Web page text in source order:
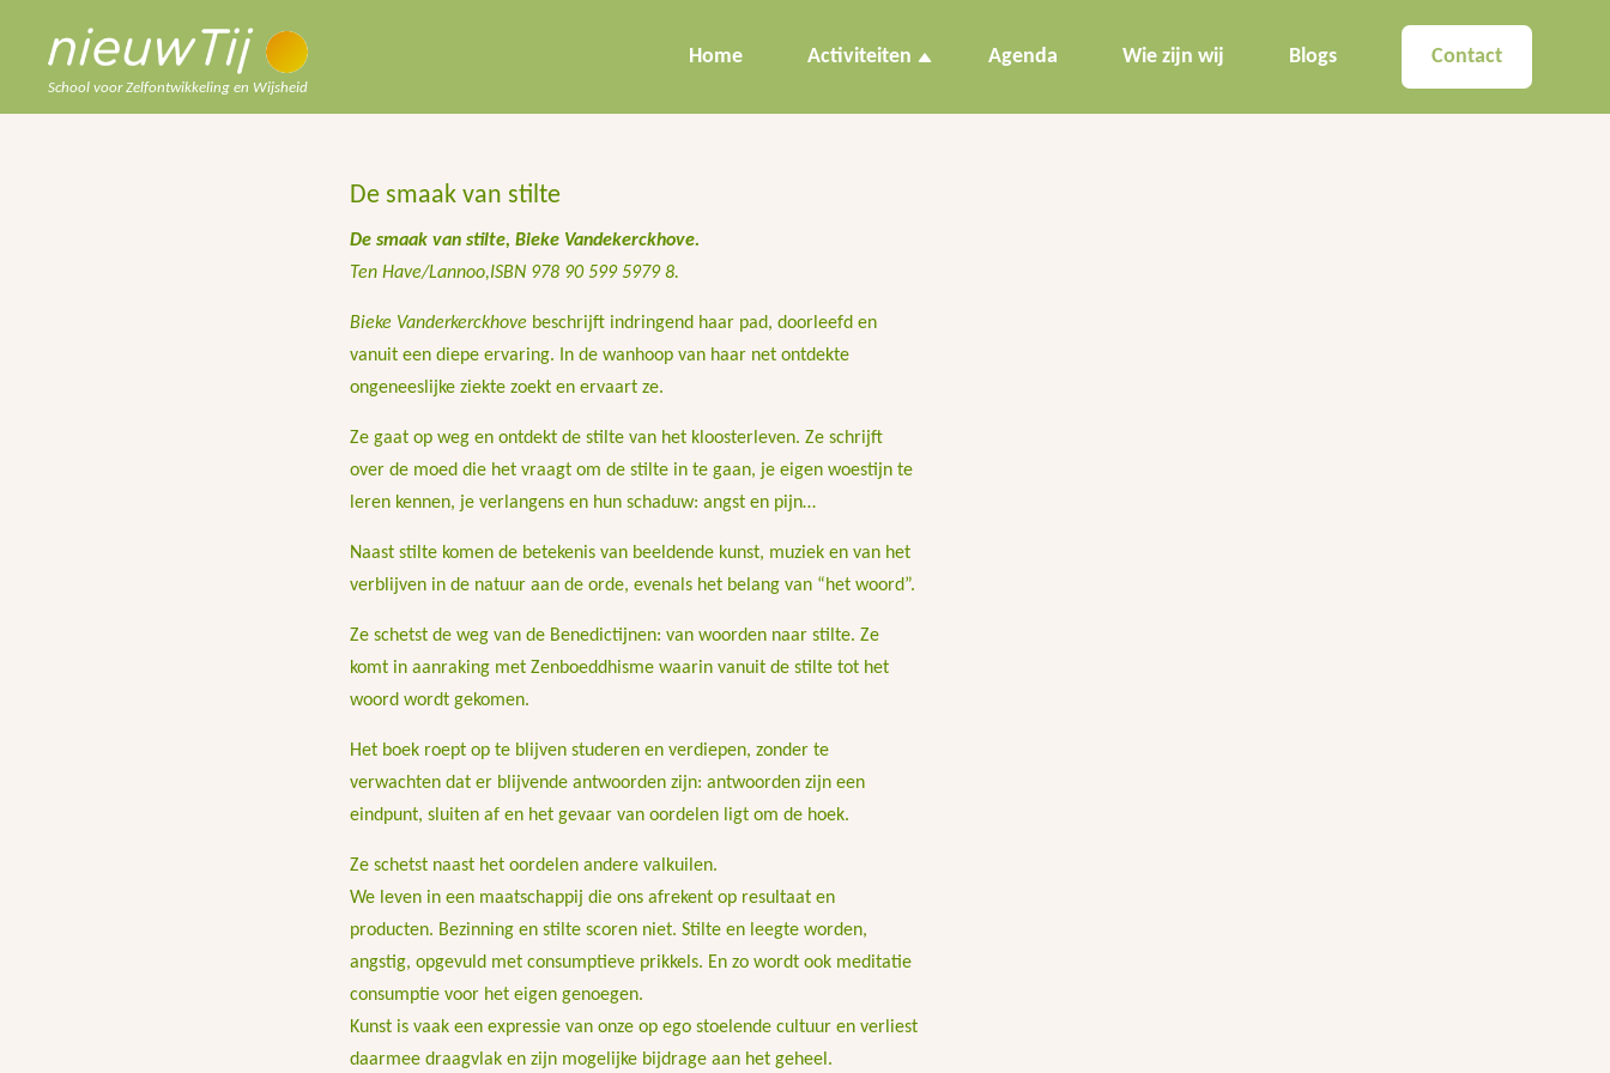
School voor Zelfontwikkeling en Wijsheid
Home Activiteiten Agenda Wie zijn wij Blogs Contact
De smaak van stilte
De smaak van stilte, Bieke Vandekerckhove.
Ten Have/Lannoo,ISBN 978 90 599 5979 8.
Bieke Vanderkerckhove beschrijft indringend haar pad, doorleefd en
vanuit een diepe ervaring. In de wanhoop van haar net ontdekte
ongeneeslijke ziekte zoekt en ervaart ze.
Ze gaat op weg en ontdekt de stilte van het kloosterleven. Ze schrijft
over de moed die het vraagt om de stilte in te gaan, je eigen woestijn te
leren kennen, je verlangens en hun schaduw: angst en pijn…
Naast stilte komen de betekenis van beeldende kunst, muziek en van het
verblijven in de natuur aan de orde, evenals het belang van “het woord”.
Ze schetst de weg van de Benedictijnen: van woorden naar stilte. Ze
komt in aanraking met Zenboeddhisme waarin vanuit de stilte tot het
woord wordt gekomen.
Het boek roept op te blijven studeren en verdiepen, zonder te
verwachten dat er blijvende antwoorden zijn: antwoorden zijn een
eindpunt, sluiten af en het gevaar van oordelen ligt om de hoek.
Ze schetst naast het oordelen andere valkuilen.
We leven in een maatschappij die ons afrekent op resultaat en
producten. Bezinning en stilte scoren niet. Stilte en leegte worden,
angstig, opgevuld met consumptieve prikkels. En zo wordt ook meditatie
consumptie voor het eigen genoegen.
Kunst is vaak een expressie van onze op ego stoelende cultuur en verliest
daarmee draagvlak en zijn mogelijke bijdrage aan het geheel.